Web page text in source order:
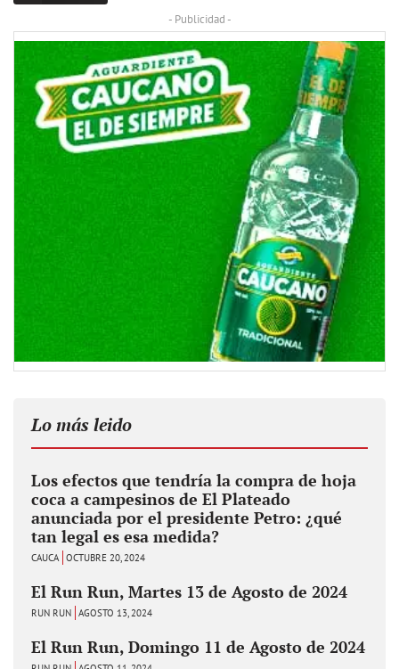
- Publicidad -
Lo más leido
Los efectos que tendría la compra de hoja
coca a campesinos de El Plateado
anunciada por el presidente Petro: ¿qué
tan legal es esa medida?
CAUCA OCTUBRE 20, 2024
El Run Run, Martes 13 de Agosto de 2024
RUN RUN AGOSTO 13, 2024
El Run Run, Domingo 11 de Agosto de 2024